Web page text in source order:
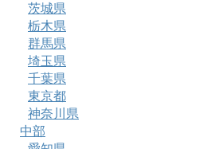
茨城県
栃木県
群馬県
埼玉県
千葉県
東京都
神奈川県
中部